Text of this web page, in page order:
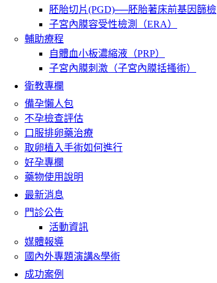
胚胎切片(PGD)──胚胎著床前基因篩檢
子宮內膜容受性檢測（ERA）
輔助療程
自體血小板濃縮液（PRP）
子宮內膜刺激（子宮內膜括搔術）
衛教專欄
備孕懶人包
不孕檢查評估
口服排卵藥治療
取卵植入手術如何進行
好孕專欄
藥物使用說明
最新消息
門診公告
活動資訊
媒體報導
國內外專題演講&學術
成功案例